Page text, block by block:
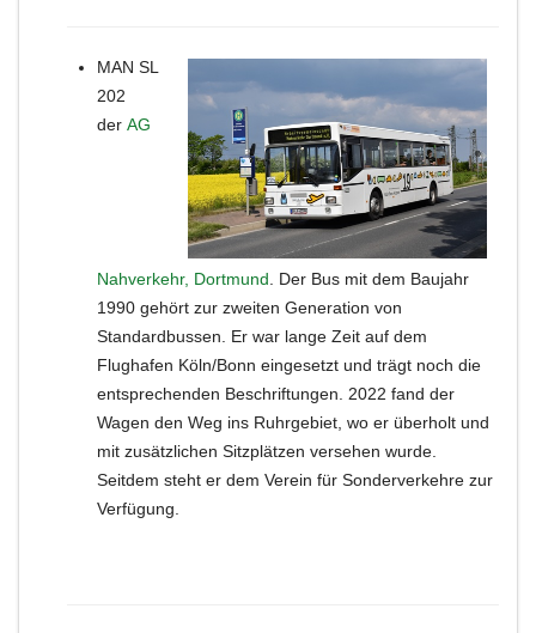
MAN SL
202
der AG
Nahverkehr, Dortmund . Der Bus mit dem Baujahr
1990 gehört zur zweiten Generation von
Standardbussen. Er war lange Zeit auf dem
Flughafen Köln/Bonn eingesetzt und trägt noch die
entsprechenden Beschriftungen. 2022 fand der
Wagen den Weg ins Ruhrgebiet, wo er überholt und
mit zusätzlichen Sitzplätzen versehen wurde.
Seitdem steht er dem Verein für Sonderverkehre zur
Verfügung.